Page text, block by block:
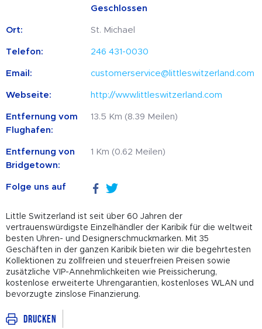
Geschlossen
Ort: St. Michael
Telefon: 246 431-0030
Email: customerservice@littleswitzerland.com
Webseite: http://www.littleswitzerland.com
Entfernung vom
Flughafen:
13.5 Km (8.39 Meilen)
Entfernung von
Bridgetown:
1 Km (0.62 Meilen)
Folge uns auf
Little Switzerland ist seit über 60 Jahren der
vertrauenswürdigste Einzelhändler der Karibik für die weltweit
besten Uhren- und Designerschmuckmarken. Mit 35
Geschäften in der ganzen Karibik bieten wir die begehrtesten
Kollektionen zu zollfreien und steuerfreien Preisen sowie
zusätzliche VIP-Annehmlichkeiten wie Preissicherung,
kostenlose erweiterte Uhrengarantien, kostenloses WLAN und
bevorzugte zinslose Finanzierung.
Drucken